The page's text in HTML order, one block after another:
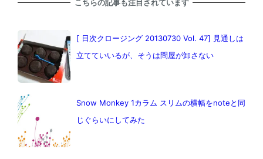
こちらの記事も注目されています
[ 日次クロージング 20130730 Vol. 47] 見通しは
立てていいるが、そうは問屋が卸さない
Snow Monkey 1カラム スリムの横幅をnoteと同
じぐらいにしてみた